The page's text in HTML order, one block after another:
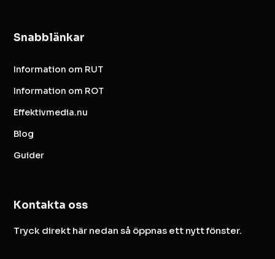
Snabblänkar
Information om RUT
Information om ROT
Effektivmedia.nu
Blog
Guider
Kontakta oss
Tryck direkt här nedan så öppnas ett nytt fönster.